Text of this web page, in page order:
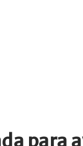
para